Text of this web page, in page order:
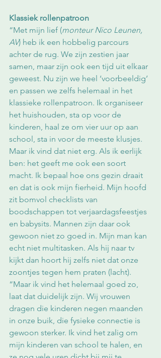
Klassiek rollenpatroon
“Met mijn lief (monteur Nico Leunen,
AV) heb ik een hobbelig parcours
achter de rug. We zijn zestien jaar
samen, maar zijn ook een tijd uit elkaar
geweest. Nu zijn we heel ‘voorbeeldig’
en passen we zelfs helemaal in het
klassieke rollenpatroon. Ik organiseer
het huishouden, sta op voor de
kinderen, haal ze om vier uur op aan
school, sta in voor de meeste klusjes.
Maar ik vind dat niet erg. Als ik eerlijk
ben: het geeft me ook een soort
macht. Ik bepaal hoe ons gezin draait
en dat is ook mijn fierheid. Mijn hoofd
zit bomvol checklists van
boodschappen tot verjaardagsfeestjes
en babysits. Mannen zijn daar ook
gewoon niet zo goed in. Mijn man kan
echt niet multitasken. Als hij naar tv
kijkt dan hoort hij zelfs niet dat onze
zoontjes tegen hem praten (lacht).
“Maar ik vind het helemaal goed zo,
laat dat duidelijk zijn. Wij vrouwen
dragen die kinderen negen maanden
in onze buik, die fysieke connectie is
gewoon sterker. Ik vind het zalig om
mijn kinderen van school te halen, en